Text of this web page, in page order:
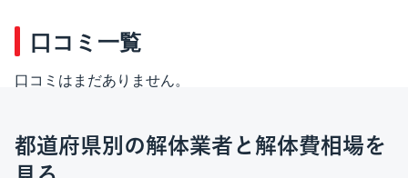
口コミ一覧
口コミはまだありません。
都道府県別の解体業者と解体費相場を